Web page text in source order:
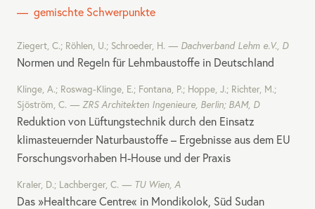
gemischte Schwerpunkte
Ziegert, C.; Röhlen, U.; Schroeder, H. Dachverband Lehm e.V., D
Normen und Regeln für Lehmbaustoffe in Deutschland
Klinge, A.; Roswag-Klinge, E.; Fontana, P.; Hoppe, J.; Richter, M.;
Sjöström, C.
ZRSArchitekten Ingenieure, Berlin; BAM, D
Reduktion von Lüftungstechnik durch den Einsatz
klimasteuernder Naturbaustoffe – Ergebnisse aus dem EU
Forschungsvorhaben H-House und der Praxis
Kraler, D.; Lachberger, C. TU Wien, A
Das »Healthcare Centre« in Mondikolok, Süd Sudan